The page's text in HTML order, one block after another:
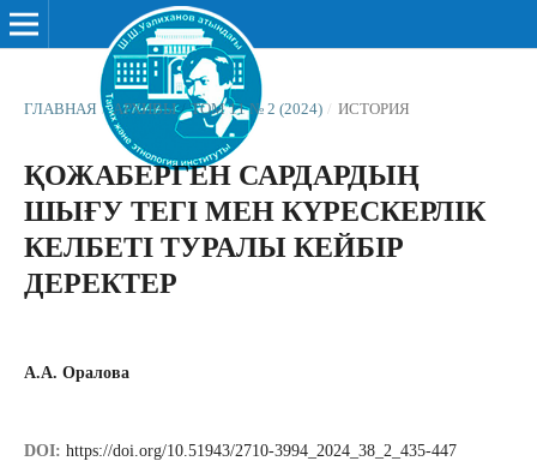
ГЛАВНАЯ / АРХИВЫ / ТОМ 11 № 2 (2024) / ИСТОРИЯ
ҚОЖАБЕРГЕН САРДАРДЫҢ
ШЫҒУ ТЕГІ МЕН КҮРЕСКЕРЛІК
КЕЛБЕТІ ТУРАЛЫ КЕЙБІР
ДЕРЕКТЕР
А.А. Оралова
DOI: https://doi.org/10.51943/2710-3994_2024_38_2_435-447